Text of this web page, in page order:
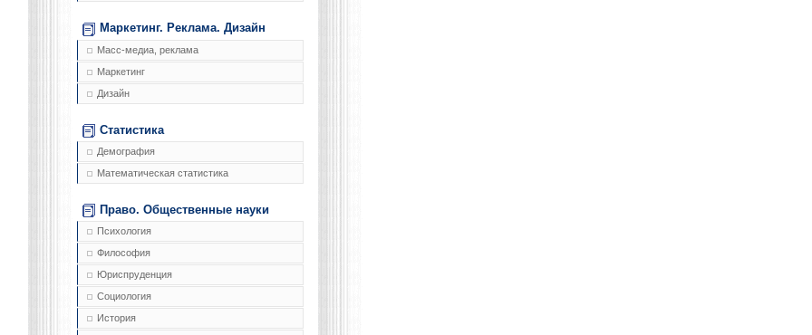
Маркетинг. Реклама. Дизайн
Масс-медиа, реклама
Маркетинг
Дизайн
Статистика
Демография
Математическая статистика
Право. Общественные науки
Психология
Философия
Юриспруденция
Социология
История